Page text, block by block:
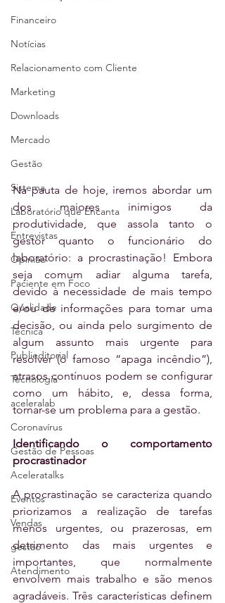
Financeiro
Notícias
Relacionamento com Cliente
Marketing
Downloads
Mercado
Gestão
Sistema
Laboratório que Encanta
Entrevistas
Opinião
Paciente em Foco
Qualidade
Técnica
Publieditorial
Tecnologia
aceleralab
Coronavírus
Gestão de Pessoas
Aceleratalks
Eventos
Vendas
gestão
Atendimento
Na pauta de hoje, iremos abordar um
dos maiores inimigos da
produtividade, que assola tanto o
gestor quanto o funcionário do
laboratório: a procrastinação! Embora
seja comum adiar alguma tarefa,
devido à necessidade de mais tempo
e/ou de informações para tomar uma
decisão, ou ainda pelo surgimento de
algum assunto mais urgente para
resolver (o famoso “apaga incêndio”),
atrasos contínuos podem se configurar
como um hábito, e, dessa forma,
tornar-se um problema para a gestão.
Identificando o comportamento
procrastinador
A procrastinação se caracteriza quando
priorizamos a realização de tarefas
menos urgentes, ou prazerosas, em
detrimento das mais urgentes e
importantes, que normalmente
envolvem mais trabalho e são menos
agradáveis. Três características definem